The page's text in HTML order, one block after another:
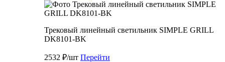
Трековый линейный светильник SIMPLE GRILL
DK8101-BK
2532 ₽/шт Перейти